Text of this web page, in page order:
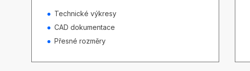
Technické výkresy
CAD dokumentace
Přesné rozměry